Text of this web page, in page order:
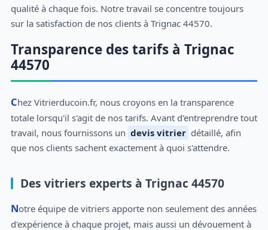
qualité à chaque fois. Notre travail se concentre toujours
sur la satisfaction de nos clients à Trignac 44570.
Transparence des tarifs à Trignac
44570
Chez Vitrierducoin.fr, nous croyons en la transparence
totale lorsqu'il s'agit de nos tarifs. Avant d'entreprendre tout
travail, nous fournissons un devis vitrier détaillé, afin
que nos clients sachent exactement à quoi s'attendre.
Des vitriers experts à Trignac 44570
Notre équipe de vitriers apporte non seulement des années
d'expérience à chaque projet, mais aussi un dévouement à